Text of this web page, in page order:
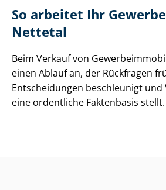
So arbeitet Ihr
Nettetal
Beim Verkauf von
einen Ablauf an, der Rückfragen
Entscheidungen beschleunigt
eine ordentliche Faktenbasis stellt.